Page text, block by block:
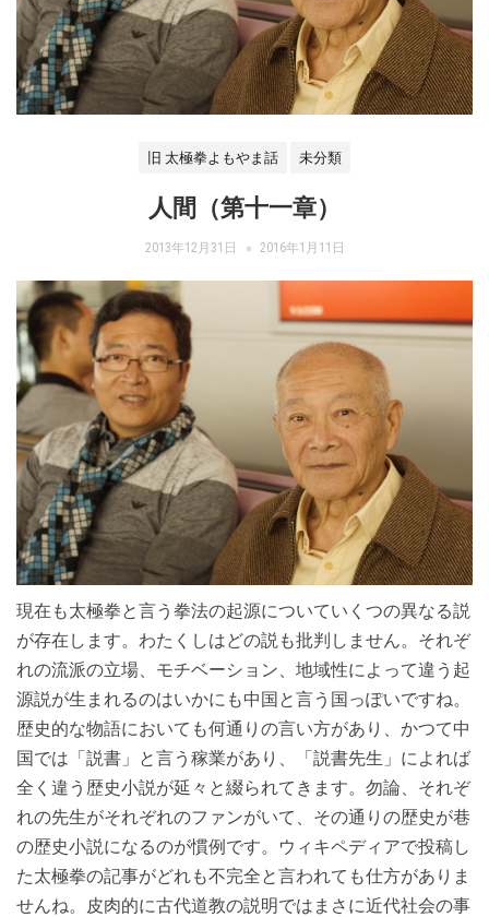
旧 太極拳よもやま話 未分類
人間（第十一章）
2013年12月31日 2016年1月11日
現在も太極拳と言う拳法の起源についていくつの異なる説
が存在します。わたくしはどの説も批判しません。それぞ
れの流派の立場、モチベーション、地域性によって違う起
源説が生まれるのはいかにも中国と言う国っぽいですね。
歴史的な物語においても何通りの言い方があり、かつて中
国では「説書」と言う稼業があり、「説書先生」によれば
全く違う歴史小説が延々と綴られてきます。勿論、それぞ
れの先生がそれぞれのファンがいて、その通りの歴史が巷
の歴史小説になるのが慣例です。ウィキペディアで投稿し
た太極拳の記事がどれも不完全と言われても仕方がありま
せんね。皮肉的に古代道教の説明ではまさに近代社会の事